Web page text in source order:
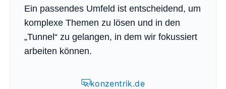
Ein passendes Umfeld ist entscheidend, um
komplexe Themen zu lösen und in den
„Tunnel“ zu gelangen, in dem wir fokussiert
arbeiten können.
konzentrik.de